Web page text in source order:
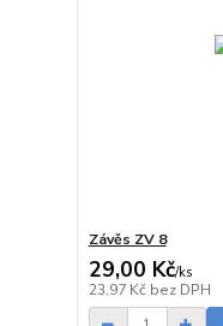
Závěs ZV 8
29,00 Kč/ks
23,97 Kč bez DPH